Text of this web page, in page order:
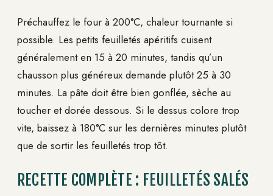
Préchauffez le four à 200°C, chaleur tournante si
possible. Les petits feuilletés apéritifs cuisent
généralement en 15 à 20 minutes, tandis qu’un
chausson plus généreux demande plutôt 25 à 30
minutes. La pâte doit être bien gonflée, sèche au
toucher et dorée dessous. Si le dessus colore trop
vite, baissez à 180°C sur les dernières minutes plutôt
que de sortir les feuilletés trop tôt.
RECETTE COMPLÈTE : FEUILLETÉS SALÉS